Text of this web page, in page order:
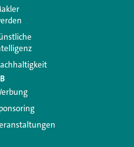
nicht veröffentlicht.
sind mit